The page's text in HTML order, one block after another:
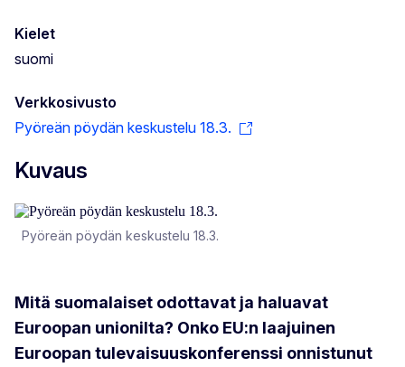
Kielet
suomi
Verkkosivusto
Pyöreän pöydän keskustelu 18.3.
Kuvaus
Mitä suomalaiset odottavat ja haluavat
Euroopan unionilta? Onko EU:n laajuinen
Euroopan tulevaisuuskonferenssi onnistunut
Pyöreän pöydän keskustelu 18.3.